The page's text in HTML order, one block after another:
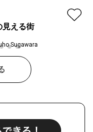
見える街
Sugawara